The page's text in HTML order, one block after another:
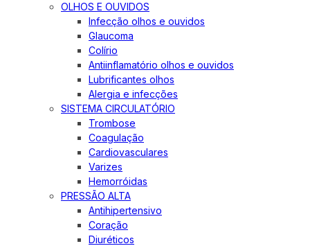
OLHOS E OUVIDOS
Infecção olhos e ouvidos
Glaucoma
Colírio
Antiinflamatório olhos e ouvidos
Lubrificantes olhos
Alergia e infecções
SISTEMA CIRCULATÓRIO
Trombose
Coagulação
Cardiovasculares
Varizes
Hemorróidas
PRESSÃO ALTA
Antihipertensivo
Coração
Diuréticos